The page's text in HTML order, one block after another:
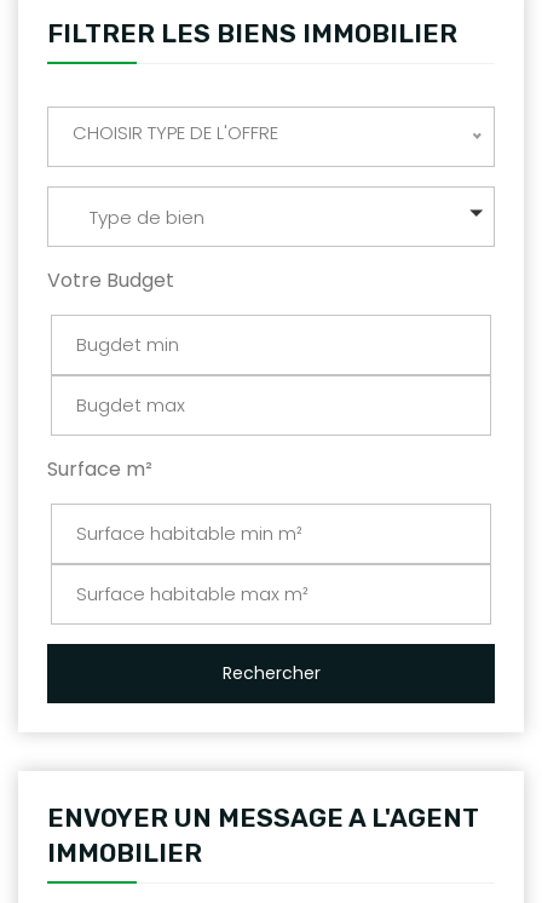
FILTRER LES BIENS IMMOBILIER
CHOISIR TYPE DE L'OFFRE
Type de bien
Votre Budget
Surface m²
Rechercher
ENVOYER UN MESSAGE A L'AGENT
IMMOBILIER